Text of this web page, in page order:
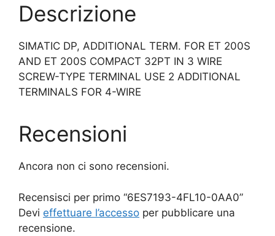
Descrizione
SIMATIC DP, ADDITIONAL TERM. FOR ET 200S
AND ET 200S COMPACT 32PT IN 3 WIRE
SCREW-TYPE TERMINAL USE 2 ADDITIONAL
TERMINALS FOR 4-WIRE
Recensioni
Ancora non ci sono recensioni.
Recensisci per primo “6ES7193-4FL10-0AA0”
Devi effettuare l’accesso per pubblicare una
recensione.